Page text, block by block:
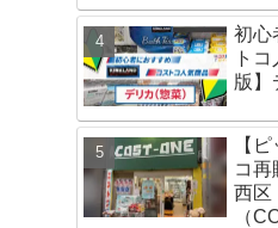
初心
ト
版】
【
コ再
西
（